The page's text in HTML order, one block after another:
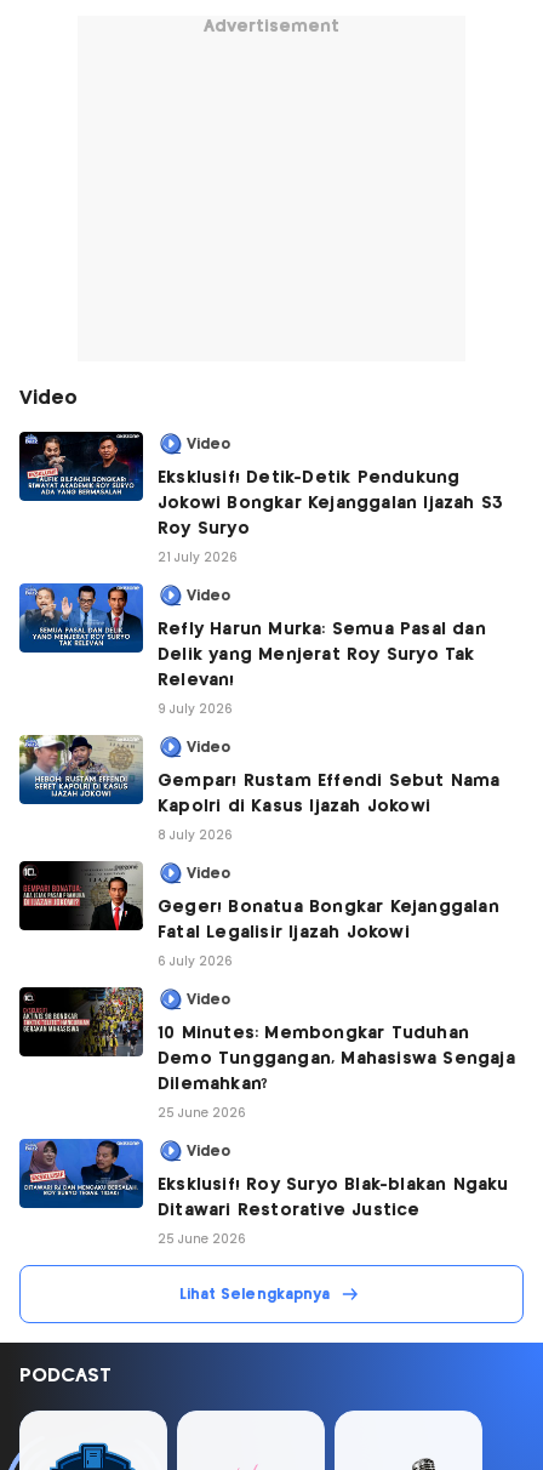
Advertisement
Video
Video
Eksklusif! Detik-Detik Pendukung
Jokowi Bongkar Kejanggalan Ijazah S3
Roy Suryo
21 July 2026
Video
Refly Harun Murka: Semua Pasal dan
Delik yang Menjerat Roy Suryo Tak
Relevan!
9 July 2026
Video
Gempar! Rustam Effendi Sebut Nama
Kapolri di Kasus Ijazah Jokowi
8 July 2026
Video
Geger! Bonatua Bongkar Kejanggalan
Fatal Legalisir Ijazah Jokowi
6 July 2026
Video
10 Minutes: Membongkar Tuduhan
Demo Tunggangan, Mahasiswa Sengaja
Dilemahkan?
25 June 2026
Video
Eksklusif! Roy Suryo Blak-blakan Ngaku
Ditawari Restorative Justice
25 June 2026
Lihat Selengkapnya
PODCAST